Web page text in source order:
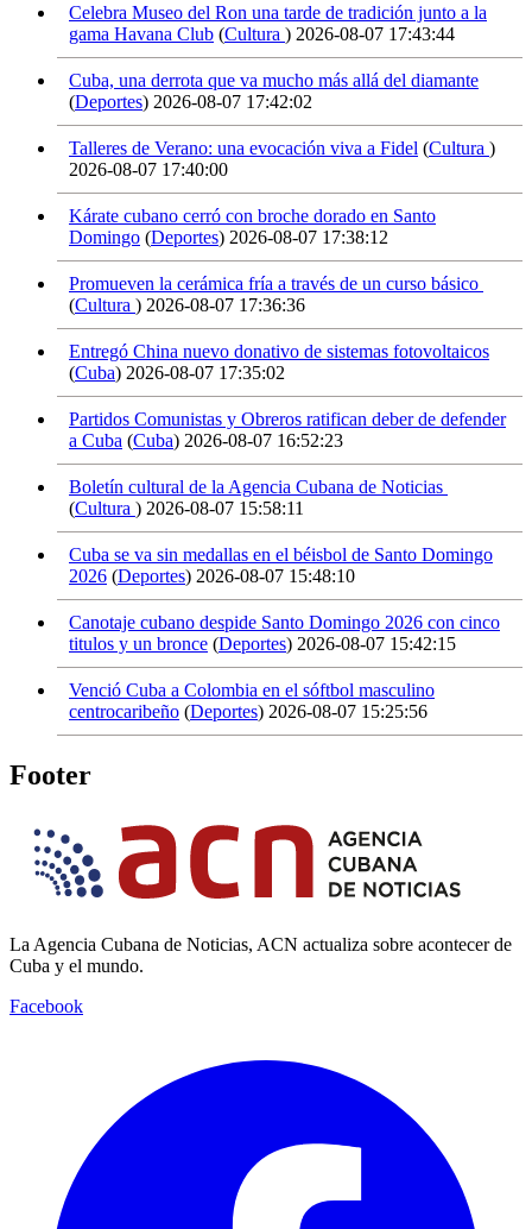
Celebra Museo del Ron una tarde de tradición junto a la
gama Havana Club (Cultura ) 2026-08-07 17:43:44
Cuba, una derrota que va mucho más allá del diamante
(Deportes) 2026-08-07 17:42:02
Talleres de Verano: una evocación viva a Fidel (Cultura )
2026-08-07 17:40:00
Kárate cubano cerró con broche dorado en Santo
Domingo (Deportes) 2026-08-07 17:38:12
Promueven la cerámica fría a través de un curso básico
(Cultura ) 2026-08-07 17:36:36
Entregó China nuevo donativo de sistemas fotovoltaicos
(Cuba) 2026-08-07 17:35:02
Partidos Comunistas y Obreros ratifican deber de defender
a Cuba (Cuba) 2026-08-07 16:52:23
Boletín cultural de la Agencia Cubana de Noticias
(Cultura ) 2026-08-07 15:58:11
Cuba se va sin medallas en el béisbol de Santo Domingo
2026 (Deportes) 2026-08-07 15:48:10
Canotaje cubano despide Santo Domingo 2026 con cinco
titulos y un bronce (Deportes) 2026-08-07 15:42:15
Venció Cuba a Colombia en el sóftbol masculino
centrocaribeño (Deportes) 2026-08-07 15:25:56
Footer
La Agencia Cubana de Noticias, ACN actualiza sobre acontecer de
Cuba y el mundo.
Facebook